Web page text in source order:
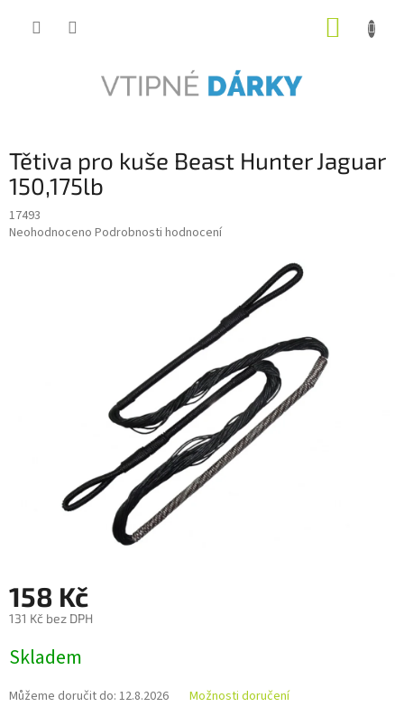
Tětiva pro kuše Beast Hunter Jaguar
150,175lb
17493
Průměrné
Neohodnoceno Podrobnosti hodnocení
158 Kč
131 Kč bez DPH
cena:
Skladem
Můžeme doručit do: 12.8.2026 Možnosti doručení